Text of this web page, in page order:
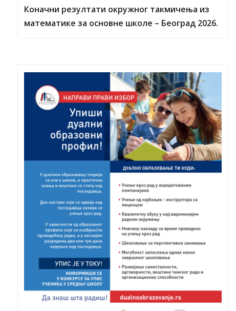
Коначни резултати окружног такмичења из
математике за основне школе – Београд 2026.